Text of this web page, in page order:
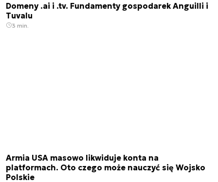
Domeny .ai i .tv. Fundamenty gospodarek Anguilli i
Tuvalu
3 min.
Armia USA masowo likwiduje konta na
platformach. Oto czego może nauczyć się Wojsko
Polskie